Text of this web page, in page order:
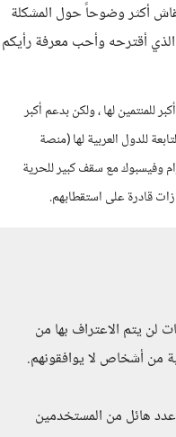
أكثر وضوحاً حول المشكلة
أقترحه وأحب معرفة رأيكم
لها ، ولكن بدعم أكبر
للدول العربية لها (منصة
وفيسبوك مع سقف كبير للحرية
قادرة على استقطابهم.
لن يتم الاعتراف بها من
من أشخاص لا يوافقونهم.
هائل من المستخدمين